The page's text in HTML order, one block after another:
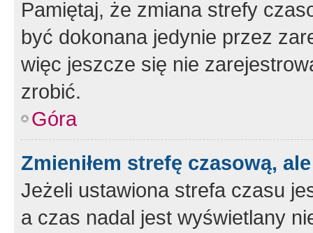
Pamiętaj, że zmiana strefy
być dokonana jedynie przez
więc jeszcze się nie
zrobić.
Góra
Zmieniłem strefę czasową,
Jeżeli ustawiona strefa czasu
a czas nadal jest wyświetlany